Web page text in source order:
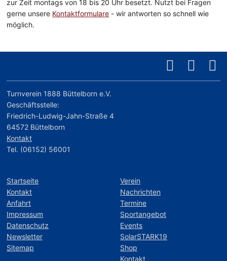
zur Zeit montags von 18 bis 20 Uhr besetzt. Nutzt bei Fragen
gerne unsere Kontaktformulare - wir antworten so schnell wie
möglich.
Turnverein 1888 Büttelborn e.V.
Geschäftsstelle:
Friedrich-Ludwig-Jahn-Straße 4
64572 Büttelborn
Kontakt
Tel. (06152) 56001
Startseite
Kontakt
Anfahrt
Impressum
Datenschutz
Newsletter
Sitemap
Verein
Nachrichten
Termine
Sportangebot
Events
SolarSTARK19
Shop
Kontakt